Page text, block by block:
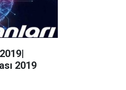
2019